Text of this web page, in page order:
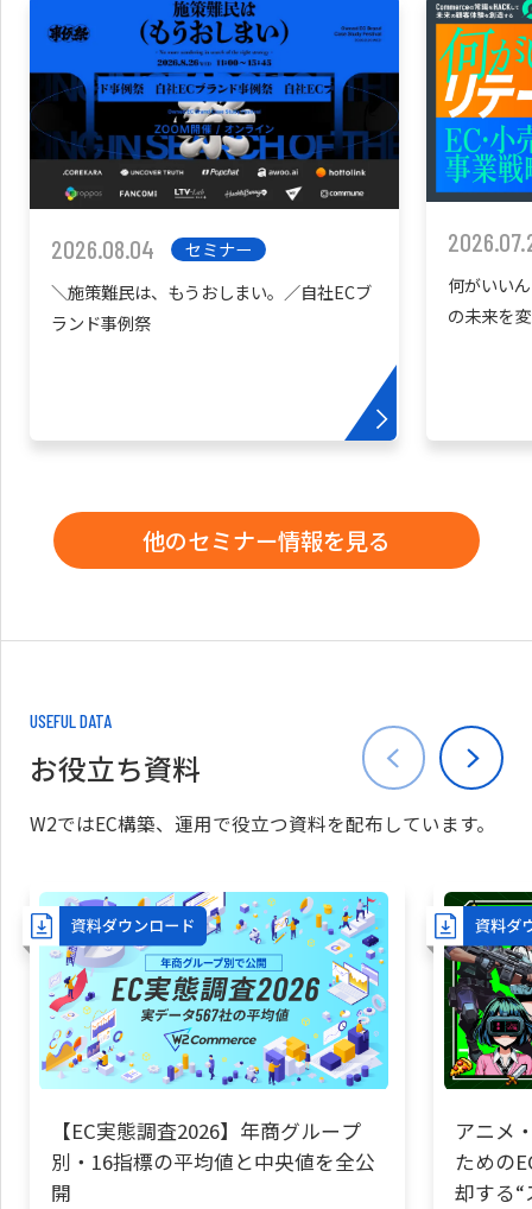
2026.08.04
セミナー
＼施策難民は、もうおしまい。／自社ECブ
ランド事例祭
何がいい
の未来を
他のセミナー情報を見る
USEFUL DATA
お役立ち資料
W2ではEC構築、運用で役立つ資料を配布しています。
【EC実態調査2026】年商グループ
別・16指標の平均値と中央値を全公
開
アニメ
ための
却する